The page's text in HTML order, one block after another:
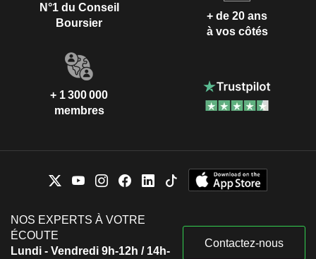
N°1 du Conseil
Boursier
+ de 20 ans
à vos côtés
+ 1 300 000
membres
NOS EXPERTS À VOTRE
ÉCOUTE
Lundi - Vendredi 9h-12h / 14h-
Contactez-nous